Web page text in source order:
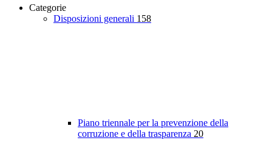
Categorie
Disposizioni generali 158
Piano triennale per la prevenzione della
corruzione e della trasparenza 20